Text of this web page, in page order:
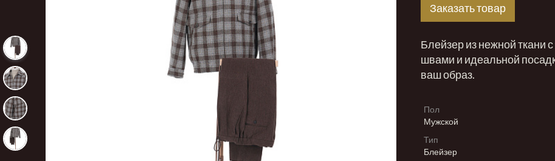
Заказать товар
Блейзер из нежной ткани
швами и идеальной
ваш образ.
Пол
Мужской
Тип
Блейзер